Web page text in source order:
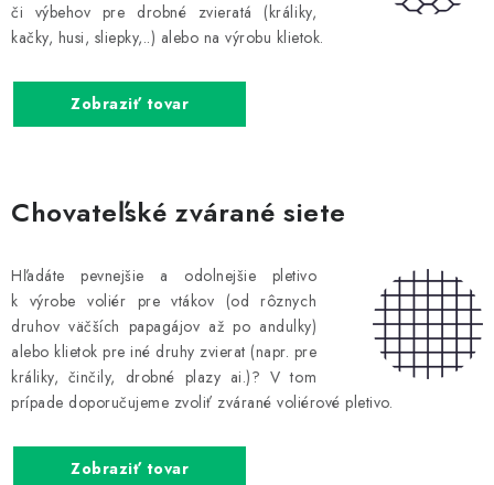
či výbehov pre drobné zvieratá (králiky,
kačky, husi, sliepky,..) alebo na výrobu klietok.
Zobraziť tovar
Chovateľské zvárané siete
Hľadáte pevnejšie a odolnejšie pletivo
k výrobe voliér pre vtákov (od rôznych
druhov väčších papagájov až po andulky)
alebo klietok pre iné druhy zvierat (napr. pre
králiky, činčily, drobné plazy ai.)? V tom
prípade doporučujeme zvoliť zvárané voliérové pletivo.
Zobraziť tovar